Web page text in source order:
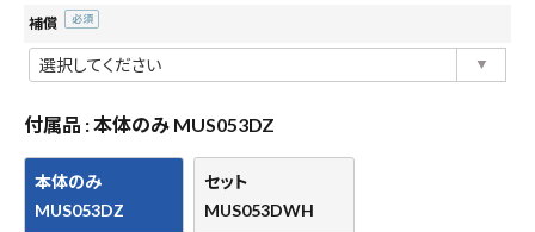
ガイドライン
補償
須)
付属品 本体のみ MUS053DZ
本体のみ
MUS053DZ
セット
MUS053DWH